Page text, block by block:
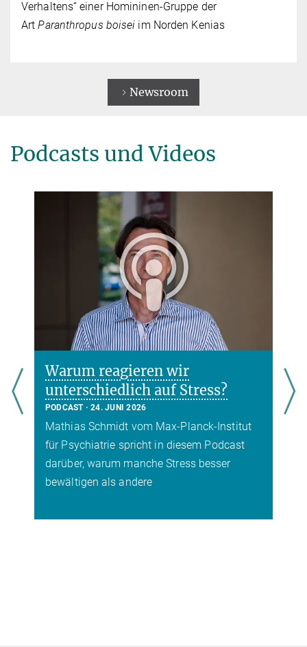
Verhaltens“ einer Homininen-Gruppe der
ArtParanthropus boisei im Norden Kenias
Newsroom
Podcasts und Videos
Warum reagieren wir
unterschiedlich auf Stress?
PODCAST 24. JUNI 2026
Mathias Schmidt vom Max-Planck-Institut
für Psychiatrie spricht in diesem Podcast
darüber, warum manche Stress besser
bewältigen als andere